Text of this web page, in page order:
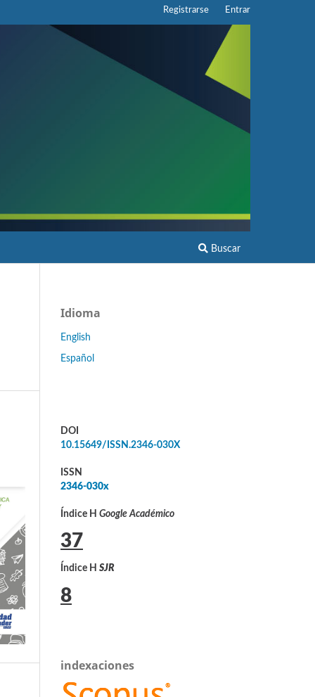
Buscar
Registrarse Entrar
Idioma
English
Español
DOI
10.15649/ISSN.2346-030X
ISSN
2346-030x
Índice H Google Académico
37
Índice H SJR
8
indexaciones